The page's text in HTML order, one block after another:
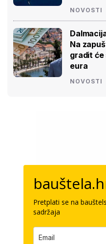
NOVOSTI
Na
gradit će
eura
NOVOSTI
Pretplati se na
sadržaja